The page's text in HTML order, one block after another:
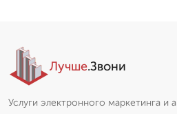
Лучше.Звони
Услуги электронного маркетинга и